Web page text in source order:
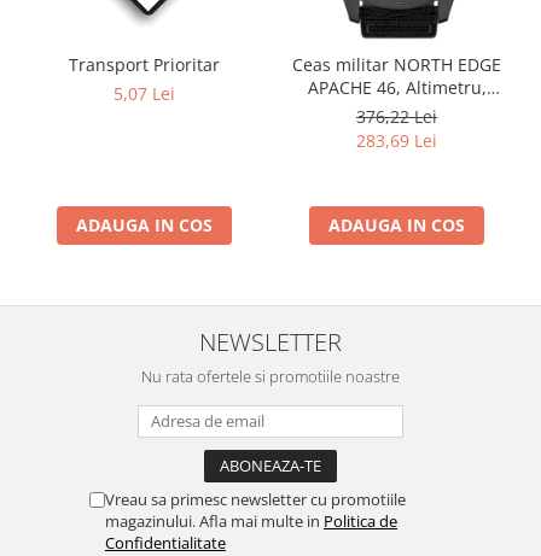
Transport Prioritar
5,07 Lei
ADAUGA IN COS
Ceas militar NORTH EDGE
APACHE 46, Altimetru,
Barometru, Cronometru,
Termometru, Pedometru,
Busola
376,22 Lei
283,69 Lei
ADAUGA IN COS
NEWSLETTER
Nu rata ofertele si promotiile noastre
Vreau sa primesc newsletter cu promotiile
magazinului. Afla mai multe in Politica de
Confidentialitate